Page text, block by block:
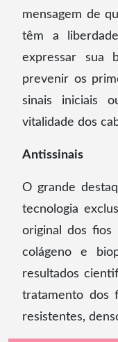
mensagem de
têm a
expressar sua
prevenir os
sinais iniciais
vitalidade dos
Antissinais
O grande
tecnologia
original dos fios
colágeno e
resultados
tratamento dos
resistentes,